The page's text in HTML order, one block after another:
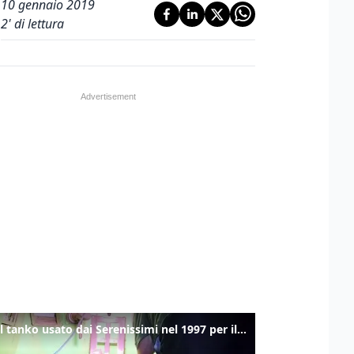
10 gennaio 2019
2' di lettura
Ecco il tanko usato dai Serenissimi nel 1997 per il blitz a San Marco